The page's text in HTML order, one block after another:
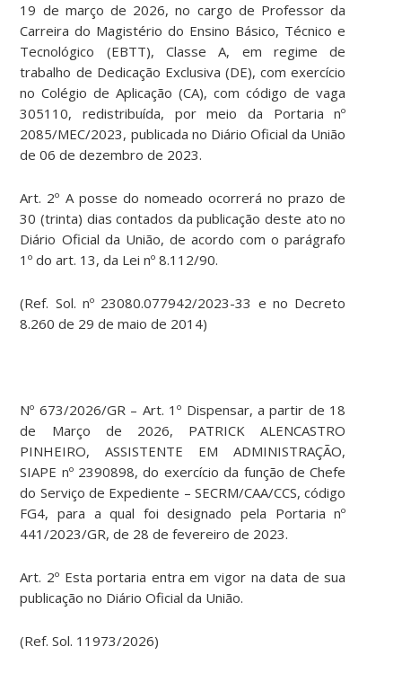
19 de março de 2026, no cargo de Professor da
Carreira do Magistério do Ensino Básico, Técnico e
Tecnológico (EBTT), Classe A, em regime de
trabalho de Dedicação Exclusiva (DE), com exercício
no Colégio de Aplicação (CA), com código de vaga
305110, redistribuída, por meio da Portaria nº
2085/MEC/2023, publicada no Diário Oficial da União
de 06 de dezembro de 2023.
Art. 2º A posse do nomeado ocorrerá no prazo de
30 (trinta) dias contados da publicação deste ato no
Diário Oficial da União, de acordo com o parágrafo
1º do art. 13, da Lei nº 8.112/90.
(Ref. Sol. nº 23080.077942/2023-33 e no Decreto
8.260 de 29 de maio de 2014)
Nº 673/2026/GR – Art. 1º Dispensar, a partir de 18
de Março de 2026, PATRICK ALENCASTRO
PINHEIRO, ASSISTENTE EM ADMINISTRAÇÃO,
SIAPE nº 2390898, do exercício da função de Chefe
do Serviço de Expediente – SECRM/CAA/CCS, código
FG4, para a qual foi designado pela Portaria nº
441/2023/GR, de 28 de fevereiro de 2023.
Art. 2º Esta portaria entra em vigor na data de sua
publicação no Diário Oficial da União.
(Ref. Sol. 11973/2026)